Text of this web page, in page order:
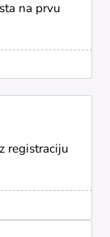
na prvu
registraciju